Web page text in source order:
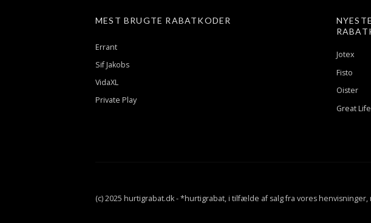
MEST BRUGTE RABATKODER
Errant
Sif Jakobs
VidaXL
Private Play
NYESTE
Jotex
Fisto
Oister
Great Life
(c) 2025 hurtigrabat.dk - *hurtigrabat, i tilfælde af salg fra vores